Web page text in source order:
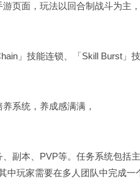
页面，玩法以回合制战斗为主
」技能连锁、「Skill Burst」
系统，养成感满满，
副本、PVP等。任务系统包括
中玩家需要在多人团队中完成一